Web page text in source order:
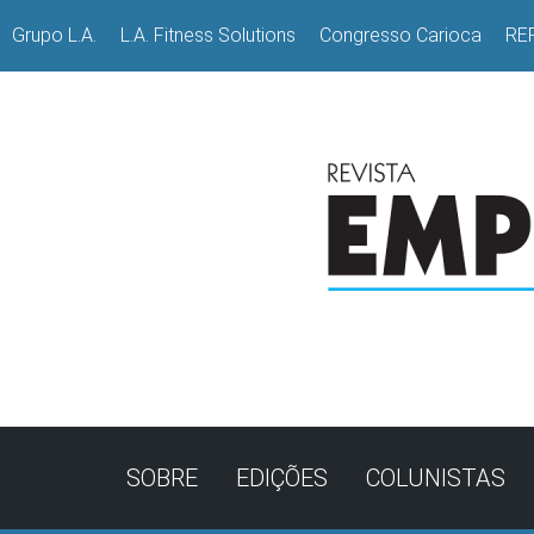
Grupo L.A. L.A. Fitness Solutions Congresso Carioca
SOBRE EDIÇÕES COLUNISTAS